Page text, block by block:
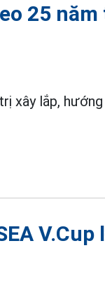
25
xây lắp,
V.Cup